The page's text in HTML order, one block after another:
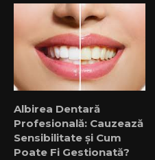
Albirea Dentară
Profesională: Cauzează
Sensibilitate și Cum
Poate Fi Gestionată?